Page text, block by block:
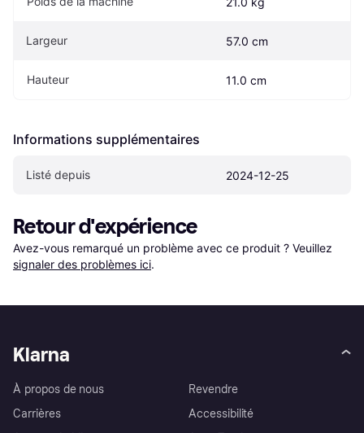
Largeur 57.0 cm
Hauteur 11.0 cm
Informations supplémentaires
Listé depuis 2024-12-25
Retour d'expérience
Avez-vous remarqué un problème avec ce produit ? Veuillez
signaler des problèmes ici.
Klarna
À propos de nous
Carrières
Revendre
Accessibilité